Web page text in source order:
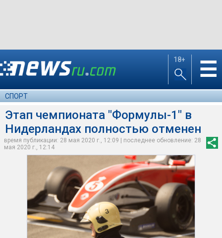
18+ ☰
СПОРТ
Этап чемпионата "Формулы-1" в
Нидерландах полностью отменен
время публикации: 28 мая 2020 г., 12:09 | последнее обновление: 28
мая 2020 г., 12:14